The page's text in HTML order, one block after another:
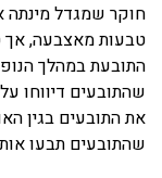
חוקר שמגדל מינתה
טבעות מאצבעה, אך
התובעת במהלך
שהתובעים דיווחו
את התובעים בגין
שהתובעים תבעו